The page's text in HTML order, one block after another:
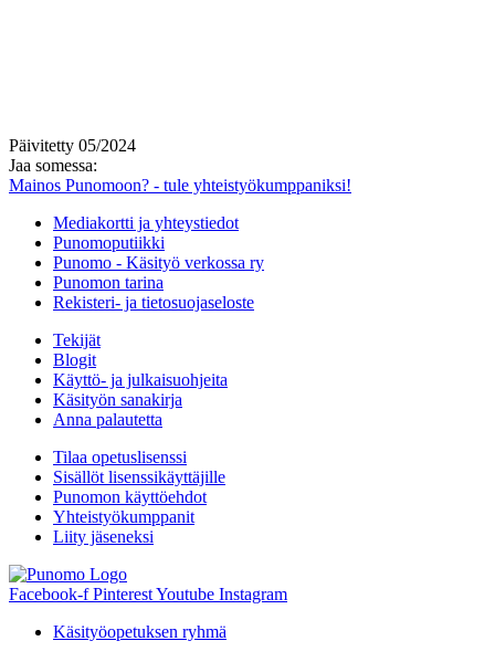
Päivitetty 05/2024
Jaa somessa:
Mainos Punomoon? - tule yhteistyökumppaniksi!
Mediakortti ja yhteystiedot
Punomoputiikki
Punomo - Käsityö verkossa ry
Punomon tarina
Rekisteri- ja tietosuojaseloste
Tekijät
Blogit
Käyttö- ja julkaisuohjeita
Käsityön sanakirja
Anna palautetta
Tilaa opetuslisenssi
Sisällöt lisenssikäyttäjille
Punomon käyttöehdot
Yhteistyökumppanit
Liity jäseneksi
Facebook-f PinterestYoutube Instagram
Käsityöopetuksen ryhmä